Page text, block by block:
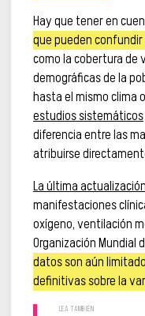
Hay que tener en
que pueden
como la cobertura de
demográficas de la
hasta el mismo clima
estudios sistemáticos
diferencia entre las
atribuirse
La última
manifestaciones
oxígeno, ventilación
Organización Mundial
datos son aún
definitivas sobre la